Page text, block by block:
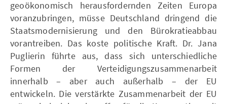
geoökonomisch herausfordernden Zeiten Europa
voranzubringen, müsse Deutschland dringend die
Staatsmodernisierung und den Bürokratieabbau
vorantreiben. Das koste politische Kraft. Dr. Jana
Puglierin führte aus, dass sich unterschiedliche
Formen der Verteidigungszusammenarbeit
innerhalb – aber auch außerhalb – der EU
entwickeln. Die verstärkte Zusammenarbeit der EU